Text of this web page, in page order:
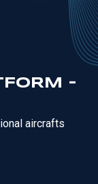
-
aircrafts